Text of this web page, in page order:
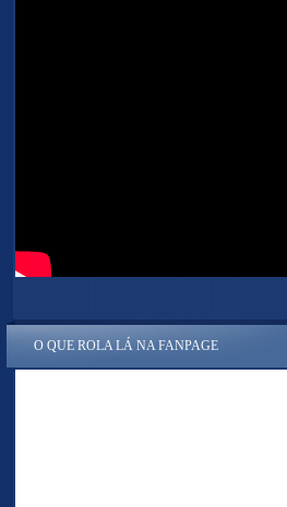
O QUE ROLA LÁ NA FANPAGE